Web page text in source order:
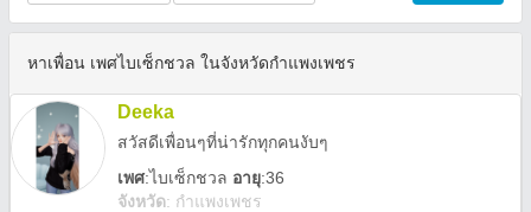
หาเพื่อน เพศไบเซ็กชวล ในจังหวัดกำแพงเพชร
Deeka
สวัสดีเพื่อนๆที่น่ารักทุกคนงับๆ
เพศ:ไบเซ็กชวล อายุ:36
จังหวัด: กำแพงเพชร